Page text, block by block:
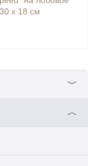
х 18 см
﹀
︿